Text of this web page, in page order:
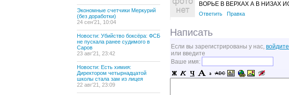
Экономные счетчики Меркурий
(без доработки)
24 сен’21, 10:04
Новости: Убийство боксёра: ФСБ
не пускала ранее судимого в
Саров
23 авг’21, 23:42
Новости: Есть химия:
Директором четырнадцатой
школы стала зам из лицея
22 авг’21, 23:09
ВОРЬЕ В ВЕРХАХ А В НИЗАХ
Ответить Правка
Написать
Если вы зарегистрированы у нас,
или введите
Ваше имя: